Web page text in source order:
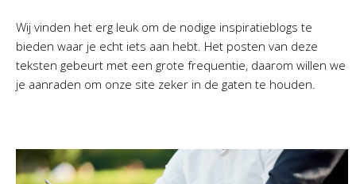
Wij vinden het erg leuk om de nodige inspiratieblogs te
bieden waar je echt iets aan hebt. Het posten van deze
teksten gebeurt met een grote frequentie, daarom willen we
je aanraden om onze site zeker in de gaten te houden.